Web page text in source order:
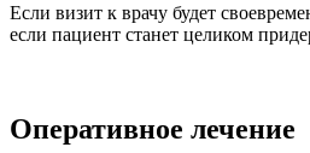
Если визит к врачу будет
если пациент станет целиком
Оперативное лечение